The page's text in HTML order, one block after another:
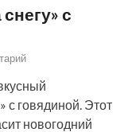
с
с говядиной. Этот
новогодний